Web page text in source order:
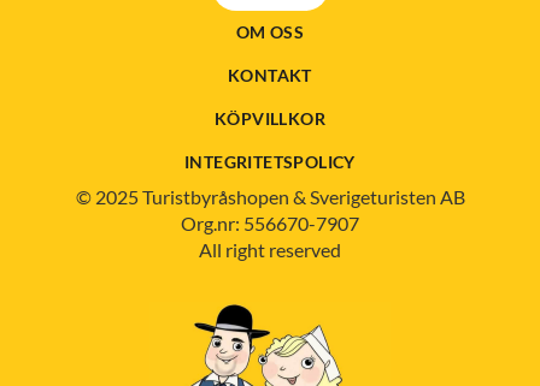
OM OSS
KONTAKT
KÖPVILLKOR
INTEGRITETSPOLICY
© 2025 Turistbyråshopen & Sverigeturisten AB
Org.nr: 556670-7907
All right reserved